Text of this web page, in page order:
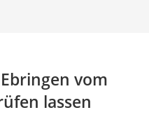
vom
lassen